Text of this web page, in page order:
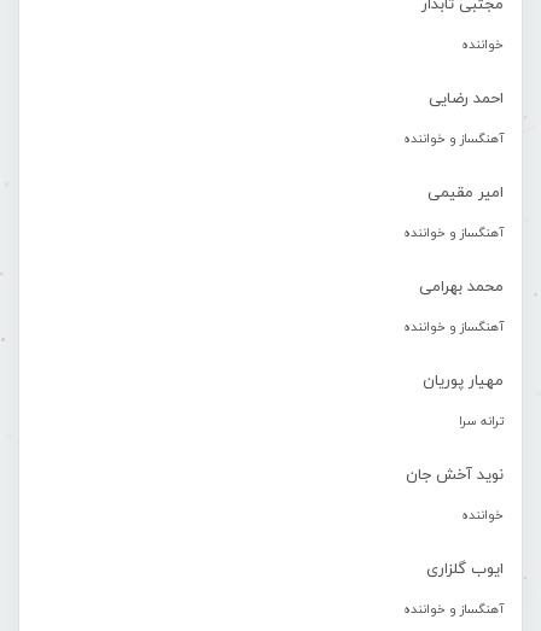
مجتبی تابدار
خواننده
احمد رضایی
آهنگساز و خواننده
امیر مقیمی
آهنگساز و خواننده
محمد بهرامی
آهنگساز و خواننده
مهیار پوریان
ترانه سرا
نوید آخش جان
خواننده
ایوب گلزاری
آهنگساز و خواننده